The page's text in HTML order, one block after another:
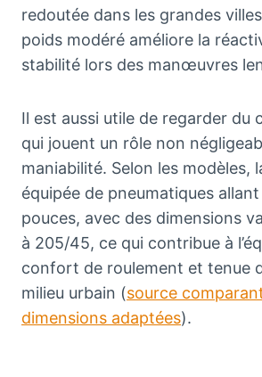
redoutée dans les grandes
poids modéré améliore la
stabilité lors des manœuvres
Il est aussi utile de regarder du
qui jouent un rôle non
maniabilité. Selon les modèles,
équipée de pneumatiques allant
pouces, avec des dimensions
à 205/45, ce qui contribue à
confort de roulement et tenue
milieu urbain (source
dimensions adaptées).